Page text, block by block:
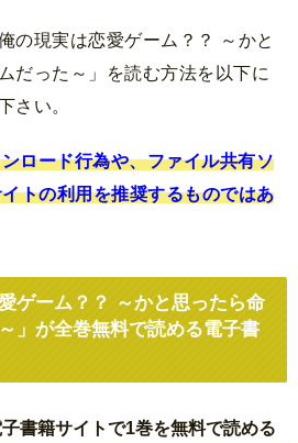
の現実は恋愛ゲーム？？ ～かと
だった～」を読む方法を以下に
さい。
ロード行為や、ファイル共有ソ
トの利用を推奨するものではあ
ゲーム？？ ～かと思ったら命
」が全巻無料で読める電子書
書籍サイトで1巻を無料で読める